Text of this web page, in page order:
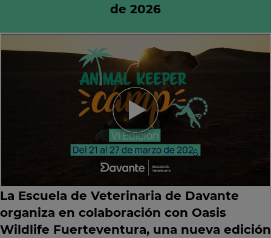
de 2026
La Escuela de Veterinaria de Davante
organiza en colaboración con Oasis
Wildlife Fuerteventura, una nueva edición